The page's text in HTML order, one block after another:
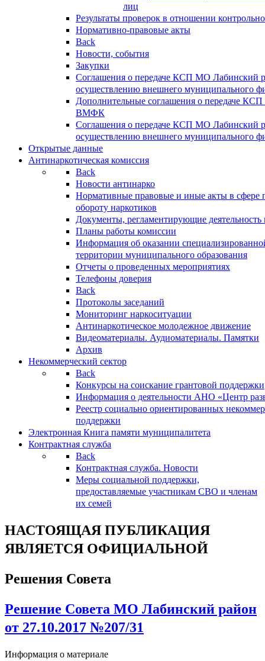
лиц
Результаты проверок в отношении
Нормативно-правовые акты
Back
Новости, события
Закупки
Соглашения о передаче КСП МО Лабинский
осуществлению внешнего муниципального
Дополнительные соглашения о передаче
ВМФК
Соглашения о передаче КСП МО Лабинский
осуществлению внешнего муниципального
Открытые данные
Антинаркотическая комиссия
Back
Новости антинарко
Нормативные правовые и иные акты в сфере
обороту наркотиков
Документы, регламентирующие деятельность
Планы работы комиссии
Информация об оказании
территории муниципального образования
Отчеты о проведенных мероприятиях
Телефоны доверия
Back
Протоколы заседаний
Мониторинг наркоситуации
Антинаркотическое молодежное движение
Видеоматериалы. Аудиоматериалы. Памятки
Архив
Некоммерческий сектор
Back
Конкурсы на соискание грантовой поддержки
Информация о деятельности АНО «Центр
Реестр социально ориентированных
поддержки
Электронная Книга памяти муниципалитета
Контрактная служба
Back
Контрактная служба. Новости
Меры социальной поддержки,
предоставляемые участникам СВО и членам
их семей
НАСТОЯЩАЯ ПУБЛИКАЦИЯ
ЯВЛЯЕТСЯ ОФИЦИАЛЬНОЙ
Решения Совета
Решение Совета МО Лабинский район
от 27.10.2017 №207/31
Информация о материале